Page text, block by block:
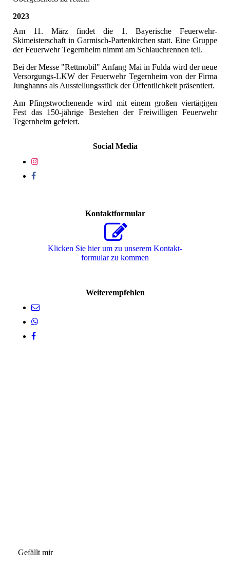
2023
Am 11. März findet die 1. Bayerische Feuerwehr-
Skimeisterschaft in Garmisch-Partenkirchen statt. Eine Gruppe
der Feuerwehr Tegernheim nimmt am Schlauchrennen teil.
Bei der Messe "Rettmobil" Anfang Mai in Fulda wird der neue
Versorgungs-LKW der Feuerwehr Tegernheim von der Firma
Junghanns als Ausstellungsstück der Öffentlichkeit präsentiert.
Am Pfingstwochenende wird mit einem großen viertägigen
Fest das 150-jährige Bestehen der Freiwilligen Feuerwehr
Tegernheim gefeiert.
Social Media
Kontaktformular
Klicken Sie hier um zu unserem Kon­takt­
for­mu­lar zu kommen
Weiterempfehlen
Gefällt mir